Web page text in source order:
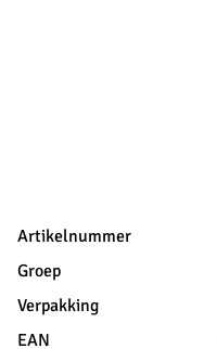
Artikelnummer
Groep
Verpakking
EAN